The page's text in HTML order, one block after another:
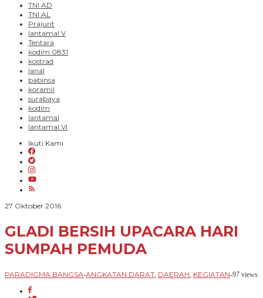
TNI AD
TNI AL
Prajurit
lantamal V
Tentara
kodim 0831
kostrad
lanal
babinsa
koramil
surabaya
kodim
lantamal
lantamal VI
Ikuti Kami
27 Oktober 2016oleh
GLADI BERSIH UPACARA HARI
SUMPAH PEMUDA
PARADIGMA BANGSA-ANGKATAN DARAT, DAERAH, KEGIATAN-97 views